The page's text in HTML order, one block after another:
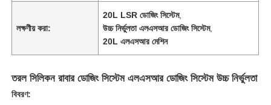
লক্ষণীয় করা:
20L LSR ডোজিং সিস্টেম,
উচ্চ নির্ভুলতা এলএসআর ডোজিং সিস্টেম,
20L এলএসআর মেশিন
তরল সিলিকন রাবার ডোজিং সিস্টেম এলএসআর ডোজিং সিস্টেম উচ্চ নির্ভুলতা
বিবরণ: